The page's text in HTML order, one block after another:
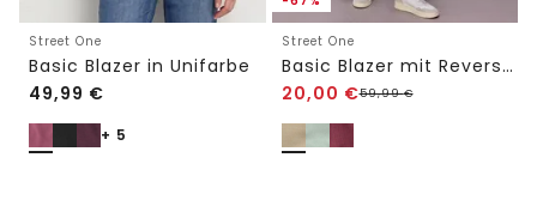
Street One
Basic Blazer in Unifarbe
49,99 €
+ 5
Street One
Basic Blazer mit Reverskragen
20,00 €59,99€